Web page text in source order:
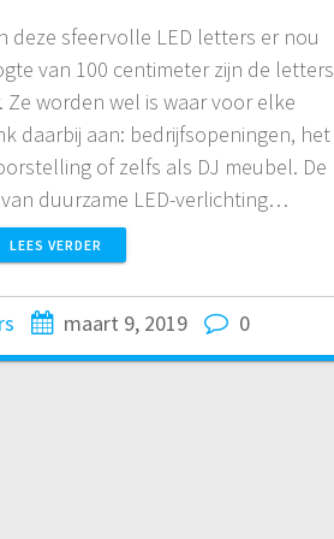
deze sfeervolle LED letters er nou
van 100 centimeter zijn de letters
Ze worden wel is waar voor elke
daarbij aan: bedrijfsopeningen, het
of zelfs als DJ meubel. De
duurzame LED-verlichting…
LEES VERDER
maart 9, 2019 0